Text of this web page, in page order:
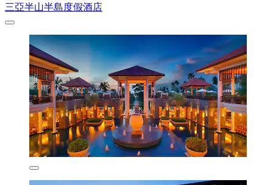
三亞半山半島度假酒店